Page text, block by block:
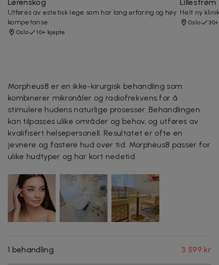
Lørenskog
Utføres av estetisk lege som har lang erfaring og høy
kompetanse
Oslo 10+ kjøpte
Lillestrøm
Helt ny
Oslo
Morpheus8 er en ikke-kirurgisk behandling som
kombinerer mikronåler og radiofrekvens for å
stimulere hudens naturlige prosesser. Behandlingen
kan tilpasses ulike områder og behov, og utføres av
kvalifisert helsepersonell. Resultatet er ofte en
jevnere og fastere hud over tid. Morpheus8 passer for
ulike hudtyper og har kort nedetid.
1 behandling 3 599 kr